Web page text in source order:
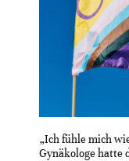
„Ich fühle mich
Gynäkologe hatte